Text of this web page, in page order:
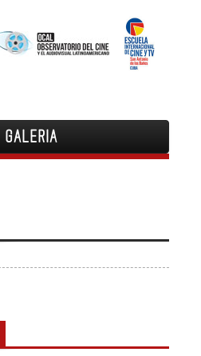
GALERIA